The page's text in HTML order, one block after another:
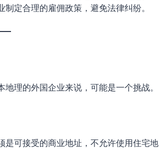
定合理的雇佣政策，避免法律纠纷。
理的外国企业来说，可能是一个挑战。
是可接受的商业地址，不允许使用住宅地